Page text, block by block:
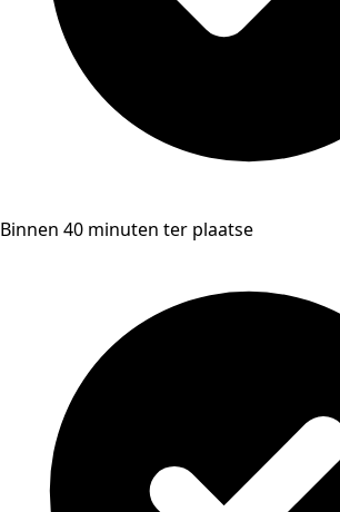
Binnen 40 minuten ter plaatse